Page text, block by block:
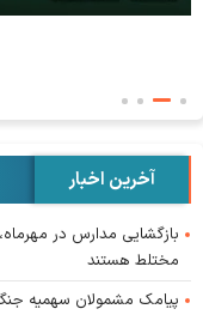
آخرین اخبار
مختلط هستند
پیامک مشمولان سهمیه